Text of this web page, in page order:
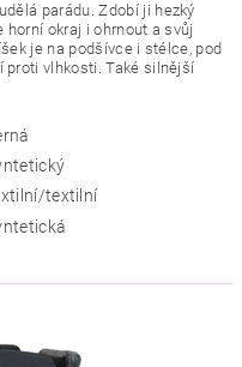
parádu. Zdobí ji hezký
horní okraj i ohrnout a svůj
je na podšívce i stélce, pod
proti vlhkosti. Také silnější
textilní